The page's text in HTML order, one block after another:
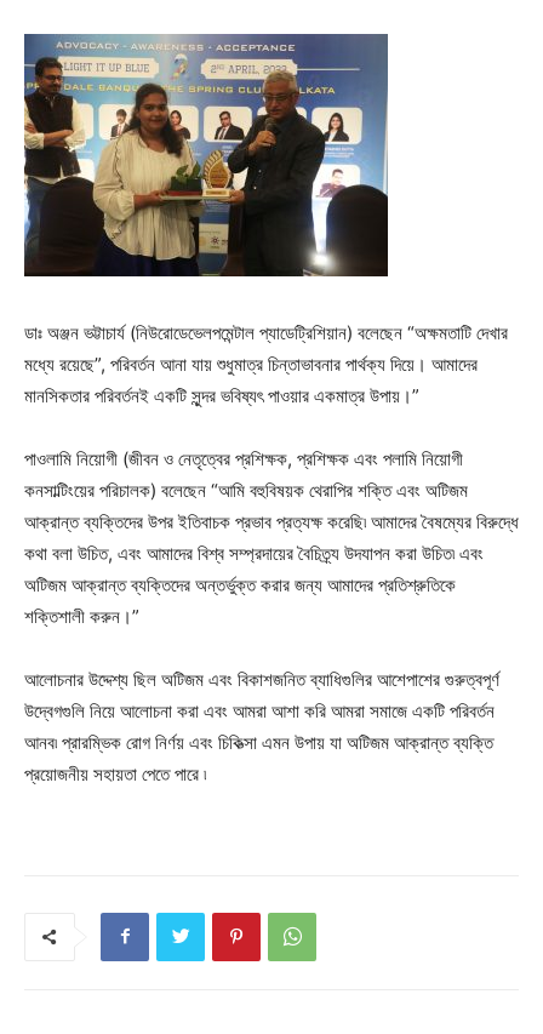
ডাঃ অঞ্জন ভট্টাচার্য (নিউরোডেভেলপমেন্টাল প্যাডেট্রিশিয়ান) বলেছেন “অক্ষমতাটি দেখার
মধ্যে রয়েছে”, পরিবর্তন আনা যায় শুধুমাত্র চিন্তাভাবনার পার্থক্য দিয়ে। আমাদের
মানসিকতার পরিবর্তনই একটি সুন্দর ভবিষ্যৎ পাওয়ার একমাত্র উপায়।”
পাওলামি নিয়োগী (জীবন ও নেতৃত্বের প্রশিক্ষক, প্রশিক্ষক এবং পলামি নিয়োগী
কনসাল্টিংয়ের পরিচালক) বলেছেন “আমি বহুবিষয়ক থেরাপির শক্তি এবং অটিজম
আক্রান্ত ব্যক্তিদের উপর ইতিবাচক প্রভাব প্রত্যক্ষ করেছি৷ আমাদের বৈষম্যের বিরুদ্ধে
কথা বলা উচিত, এবং আমাদের বিশ্ব সম্প্রদায়ের বৈচিত্র্য উদযাপন করা উচিত৷ এবং
অটিজম আক্রান্ত ব্যক্তিদের অন্তর্ভুক্ত করার জন্য আমাদের প্রতিশ্রুতিকে
শক্তিশালী করুন।”
আলোচনার উদ্দেশ্য ছিল অটিজম এবং বিকাশজনিত ব্যাধিগুলির আশেপাশের গুরুত্বপূর্ণ
উদ্বেগগুলি নিয়ে আলোচনা করা এবং আমরা আশা করি আমরা সমাজে একটি পরিবর্তন
আনব৷ প্রারম্ভিক রোগ নির্ণয় এবং চিকিত্সা এমন উপায় যা অটিজম আক্রান্ত ব্যক্তি
প্রয়োজনীয় সহায়তা পেতে পারে ৷